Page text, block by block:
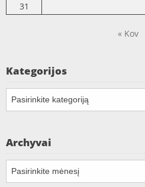
31
« Kov
Kategorijos
Archyvai